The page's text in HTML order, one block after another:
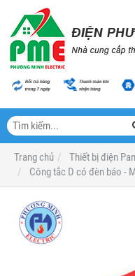
Trang chủ
Thiết bị điện
Công tắc D có đèn báo -